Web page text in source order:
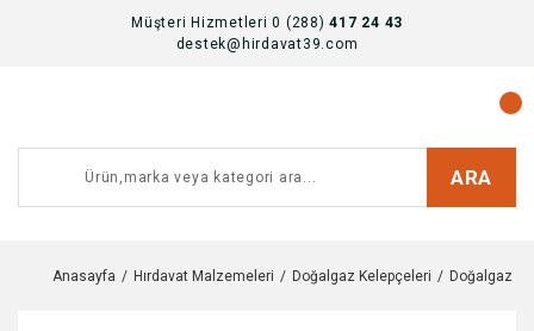
Müşteri Hizmetleri 0 (288)417 24 43
destek@hirdavat39.com
ARA
Anasayfa Hırdavat Malzemeleri Doğalgaz Kelepçeleri Doğalgaz